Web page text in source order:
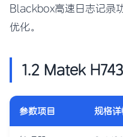
Blackbox高速日志记录
优化。
1.2 Matek
参数项目 规格